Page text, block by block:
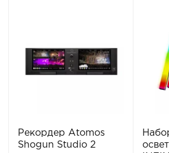
Рекордер Atomos
Shogun Studio 2